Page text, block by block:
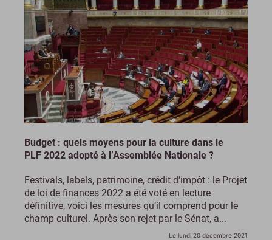
Budget : quels moyens pour la culture dans le
PLF 2022 adopté à l’Assemblée Nationale ?
Festivals, labels, patrimoine, crédit d’impôt : le Projet
de loi de finances 2022 a été voté en lecture
définitive, voici les mesures qu’il comprend pour le
champ culturel. Après son rejet par le Sénat, a...
Le lundi 20 décembre 2021